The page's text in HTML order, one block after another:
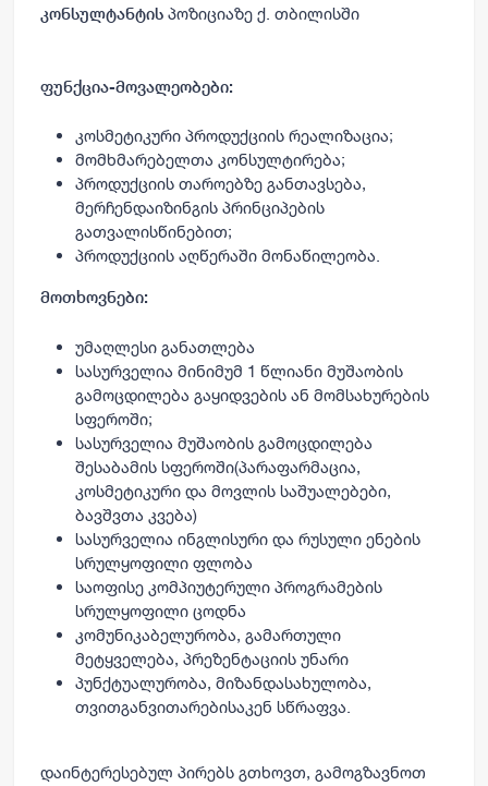
კონსულტანტის პოზიციაზე ქ. თბილისში
ფუნქცია-მოვალეობები:
კოსმეტიკური პროდუქციის რეალიზაცია;
მომხმარებელთა კონსულტირება;
პროდუქციის თაროებზე განთავსება,
მერჩენდაიზინგის პრინციპების
გათვალისწინებით;
პროდუქციის აღწერაში მონაწილეობა.
მოთხოვნები:
უმაღლესი განათლება
სასურველია მინიმუმ 1 წლიანი მუშაობის
გამოცდილება გაყიდვების ან მომსახურების
სფეროში;
სასურველია მუშაობის გამოცდილება
შესაბამის სფეროში(პარაფარმაცია,
კოსმეტიკური და მოვლის საშუალებები,
ბავშვთა კვება)
სასურველია ინგლისური და რუსული ენების
სრულყოფილი ფლობა
საოფისე კომპიუტერული პროგრამების
სრულყოფილი ცოდნა
კომუნიკაბელურობა, გამართული
მეტყველება, პრეზენტაციის უნარი
პუნქტუალურობა, მიზანდასახულობა,
თვითგანვითარებისაკენ სწრაფვა.
დაინტერესებულ პირებს გთხოვთ, გამოგზავნოთ